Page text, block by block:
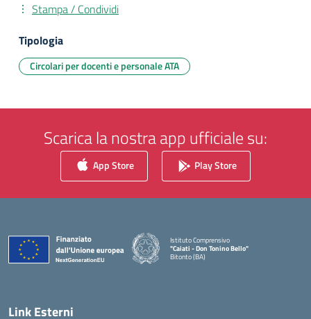
Stampa / Condividi
Tipologia
Circolari per docenti e personale ATA
Scarica la nostra app ufficiale su:
App Store Play Store
Istituto Comprensivo
"Caiati - Don Tonino Bello"
Bitonto (BA)
Link Esterni